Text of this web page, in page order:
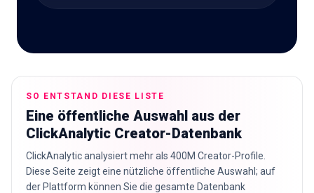
SO ENTSTAND DIESE LISTE
Eine öffentliche Auswahl aus der
ClickAnalytic Creator-Datenbank
ClickAnalytic analysiert mehr als 400M Creator-Profile.
Diese Seite zeigt eine nützliche öffentliche Auswahl; auf
der Plattform können Sie die gesamte Datenbank